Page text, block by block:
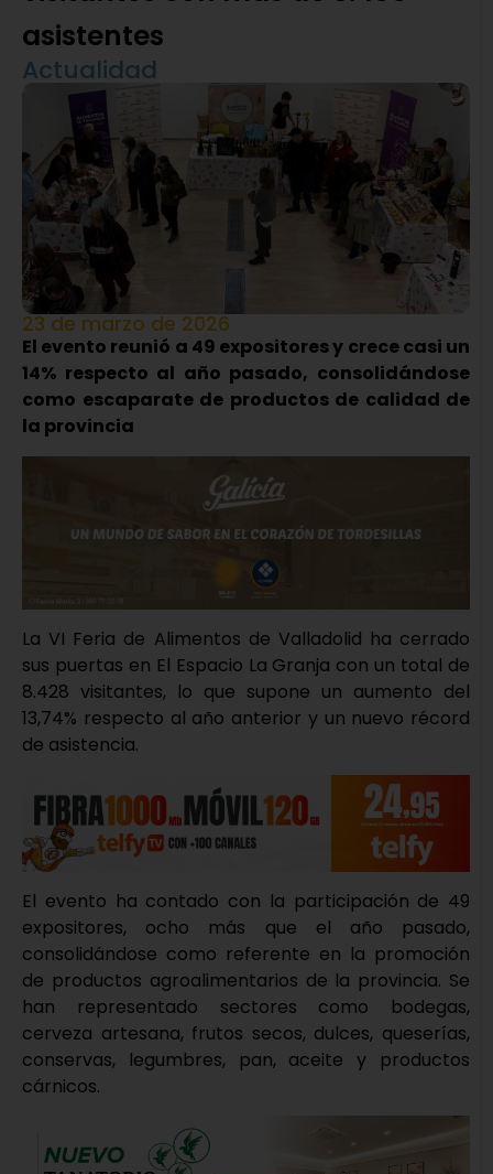
asistentes
Actualidad
23 de marzo de 2026
El evento reunió a 49 expositores y crece casi un
14% respecto al año pasado, consolidándose
como escaparate de productos de calidad de
la provincia
La VI Feria de Alimentos de Valladolid ha cerrado
sus puertas en El Espacio La Granja con un total de
8.428 visitantes, lo que supone un aumento del
13,74% respecto al año anterior y un nuevo récord
de asistencia.
El evento ha contado con la participación de 49
expositores, ocho más que el año pasado,
consolidándose como referente en la promoción
de productos agroalimentarios de la provincia. Se
han representado sectores como bodegas,
cerveza artesana, frutos secos, dulces, queserías,
conservas, legumbres, pan, aceite y productos
cárnicos.